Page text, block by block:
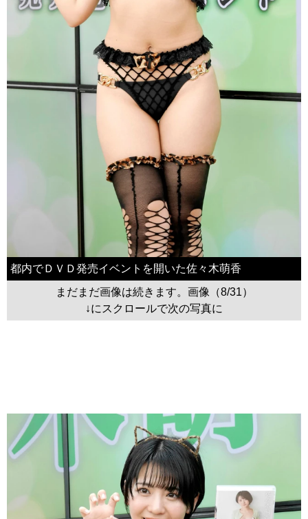
都内でＤＶＤ発売イベントを開いた佐々木萌香
まだまだ画像は続きます。画像（8/31）
↓にスクロールで次の写真に